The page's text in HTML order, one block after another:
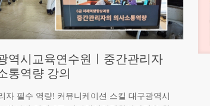
역시교육연수원ㅣ중간관리자
통역량 강의
자 필수 역량! 커뮤니케이션 스킬 대구광역시